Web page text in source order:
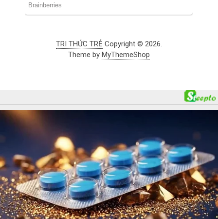
TRI THỨC TRẺ Copyright © 2026.
Theme by MyThemeShop